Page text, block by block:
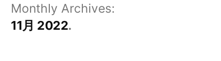
Monthly Archives:
11月 2022